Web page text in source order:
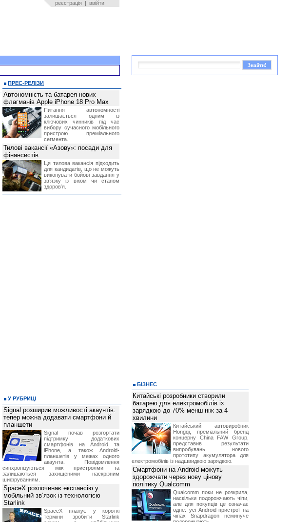
реєстрація | ввійти
ПРЕС-РЕЛІЗИ
Автономність та батарея нових
флагманів Apple iPhone 18 Pro Max
Питання автономності
залишається одним із
ключових чинників під час
вибору сучасного мобільного
пристрою преміального
сегмента.
Тилові вакансії «Азову»: посади для
фінансистів
Ця тилова вакансія підходить
для кандидатів, що не можуть
виконувати бойові завдання у
звʼязку із віком чи станом
здоровʼя.
У РУБРИЦІ
Signal розширив можливості акаунтів:
тепер можна додавати смартфони й
планшети
Signal почав розгортати
підтримку додаткових
смартфонів на Android та
iPhone, а також Android-
планшетів у межах одного
акаунта. Повідомлення
синхронізуються між пристроями та
залишаються захищеними наскрізним
шифруванням.
SpaceX розпочинає експансію у
мобільний зв’язок із технологією
Starlink
SpaceX планує у короткі
терміни зробити Starlink
БІЗНЕС
Китайські розробники створили
батарею для електромобілів із
зарядкою до 70% менш ніж за 4
хвилини
Китайський автовиробник
Hongqi, преміальний бренд
концерну China FAW Group,
представив результати
випробувань нового
прототипу акумулятора для
електромобілів із надшвидкою зарядкою.
Смартфони на Android можуть
здорожчати через нову цінову
політику Qualcomm
Qualcomm поки не розкрила,
наскільки подорожчають чіпи,
але для покупців це означає
одне: усі Android-пристрої на
чіпах Snapdragon неминуче